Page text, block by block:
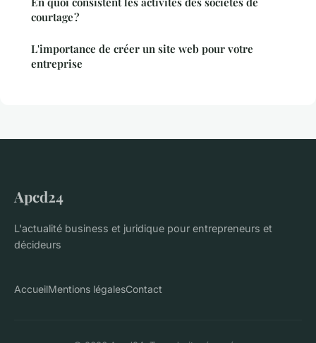
courtage ?
L'importance de créer un site web pour votre
entreprise
Apcd24
L'actualité business et juridique pour entrepreneurs et
décideurs
AccueilMentions légalesContact